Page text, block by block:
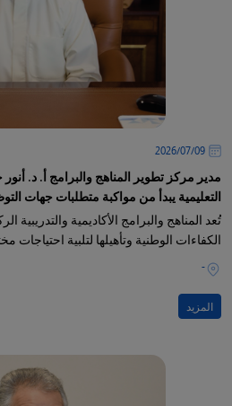
09‏/07‏/2026
مدير مركز تطوير المناهج والبرامج أ. د.
التعليمية يبدأ من مواكبة متطلبات جهات
تُعد المناهج والبرامج الأكاديمية والتدريبية
الكفاءات الوطنية وتأهيلها لتلبية
-
المزيد